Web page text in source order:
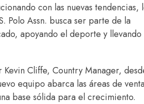
con las nuevas tendencias,
Polo Assn. busca ser parte de la
apoyando el deporte y llevando
Cliffe, Country Manager,
equipo abarca las áreas de
base sólida para el crecimiento.